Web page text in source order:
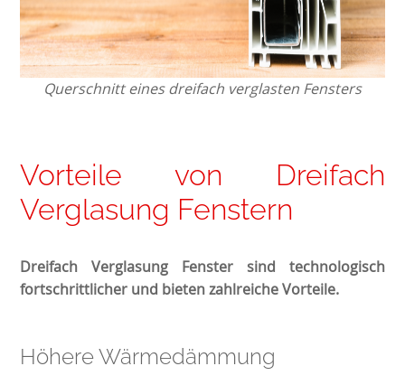
Querschnitt eines dreifach verglasten Fensters
Vorteile von Dreifach
Verglasung Fenstern
Dreifach Verglasung Fenster sind technologisch
fortschrittlicher und bieten zahlreiche Vorteile.
Höhere Wärmedämmung